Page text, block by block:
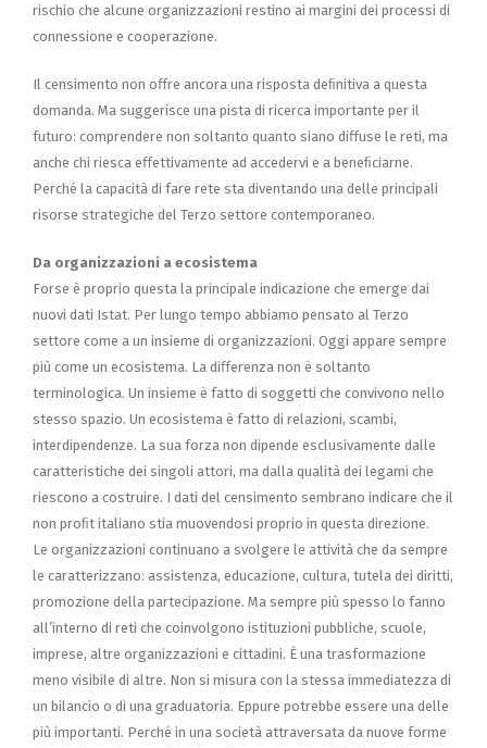
rischio che alcune organizzazioni restino ai margini dei processi di
connessione e cooperazione.
Il censimento non oﬀre ancora una risposta deﬁnitiva a questa
domanda. Ma suggerisce una pista di ricerca importante per il
futuro: comprendere non soltanto quanto siano diﬀuse le reti, ma
anche chi riesca eﬀettivamente ad accedervi e a beneﬁciarne.
Perché la capacità di fare rete sta diventando una delle principali
risorse strategiche del Terzo settore contemporaneo.
Da organizzazioni a ecosistema
Forse è proprio questa la principale indicazione che emerge dai
nuovi dati Istat. Per lungo tempo abbiamo pensato al Terzo
settore come a un insieme di organizzazioni. Oggi appare sempre
più come un ecosistema. La diﬀerenza non è soltanto
terminologica. Un insieme è fatto di soggetti che convivono nello
stesso spazio. Un ecosistema è fatto di relazioni, scambi,
interdipendenze. La sua forza non dipende esclusivamente dalle
caratteristiche dei singoli attori, ma dalla qualità dei legami che
riescono a costruire. I dati del censimento sembrano indicare che il
non proﬁt italiano stia muovendosi proprio in questa direzione.
Le organizzazioni continuano a svolgere le attività che da sempre
le caratterizzano: assistenza, educazione, cultura, tutela dei diritti,
promozione della partecipazione. Ma sempre più spesso lo fanno
all’interno di reti che coinvolgono istituzioni pubbliche, scuole,
imprese, altre organizzazioni e cittadini. È una trasformazione
meno visibile di altre. Non si misura con la stessa immediatezza di
un bilancio o di una graduatoria. Eppure potrebbe essere una delle
più importanti. Perché in una società attraversata da nuove forme